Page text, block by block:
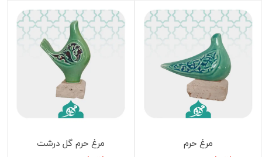
مرغ حرم مرغ حرم گل درشت